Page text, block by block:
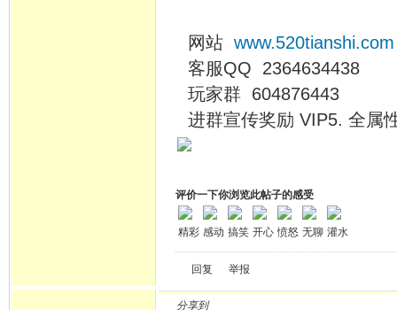
网站 www.520tianshi.com
客服QQ 2364634438
玩家群 604876443
进群宣传奖励 VIP5. 全
评价一下你浏览此帖子的感受
精彩 感动 搞笑 开心 愤怒 无聊 灌水
回复 举报
分享到